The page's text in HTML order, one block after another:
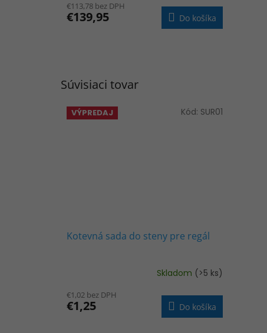
Súvisiaci tovar
VÝPREDAJ
Kotevná sada do steny pre regál
Skladom (>5 ks)
€1,02 bez DPH
€1,25 Do košíka
Kód: SUR01
€113,78 bez DPH
€139,95 Do košíka